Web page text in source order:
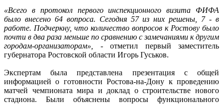
«Всего в протокол первого инспекционного визита ФИФА
было внесено 64 вопроса. Сегодня 57 из них решены, 7 - в
работе. Подчеркну, что количество вопросов к Ростову было
почти в два раза меньше по сравнению с замечаниями к другим
городам-организаторам»,
- отметил первый заместитель
губернатора Ростовской области Игорь Гуськов.
Экспертам была представлена презентация с общей
информацией о готовности Ростова-на-Дону к проведению
матчей чемпионата мира и доклад о строительстве нового
стадиона. Были объяснены вопросы функционального